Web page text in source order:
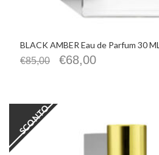
Joya Cocktails
BLACK AMBER Eau de Parfum 30 ML
€85,00 €68,00
SCONTO